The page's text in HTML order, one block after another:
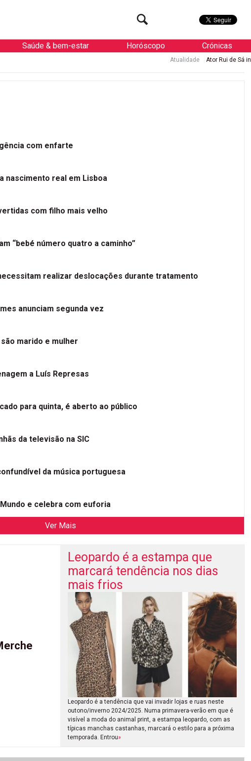
Saúde & bem-estar Horóscopo Crónicas
Atualidade Ator Rui de Sá
com enfarte
nascimento real em Lisboa
com filho mais velho
“bebé número quatro a caminho”
realizar deslocações durante tratamento
anunciam segunda vez
marido e mulher
a Luís Represas
para quinta, é aberto ao público
da televisão na SIC
da música portuguesa
e celebra com euforia
Ver Mais
Leopardo é a estampa que
marcará tendência nos dias
mais frios
Leopardo é a tendência que vai invadir lojas e ruas neste
outono/inverno 2024/2025. Numa primavera-verão em que é
visível a moda do animal print, a estampa leopardo, com as
típicas manchas castanhas, marcará o estilo para a próxima
temporada. Entrou»